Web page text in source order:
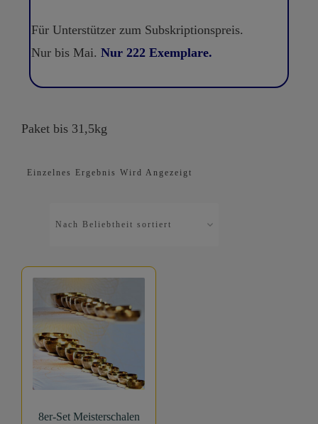
Für Unterstützer zum Subskriptionspreis.
Nur bis Mai. Nur 222 Exemplare.
Paket bis 31,5kg
Einzelnes Ergebnis Wird Angezeigt
8er-Set Meisterschalen